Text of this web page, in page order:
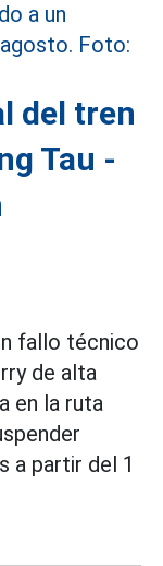
del tren
Tau -
fallo técnico
de alta
en la ruta
a partir del 1